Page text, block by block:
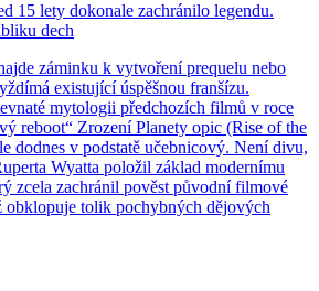
15 lety dokonale zachránilo legendu.
dech
záminku k vytvoření prequelu nebo
existující úspěšnou franšízu.
mytologii předchozích filmů v roce
reboot“ Zrození Planety opic (Rise of the
dodnes v podstatě učebnicový. Není divu,
Wyatta položil základ modernímu
zcela zachránil pověst původní filmové
obklopuje tolik pochybných dějových